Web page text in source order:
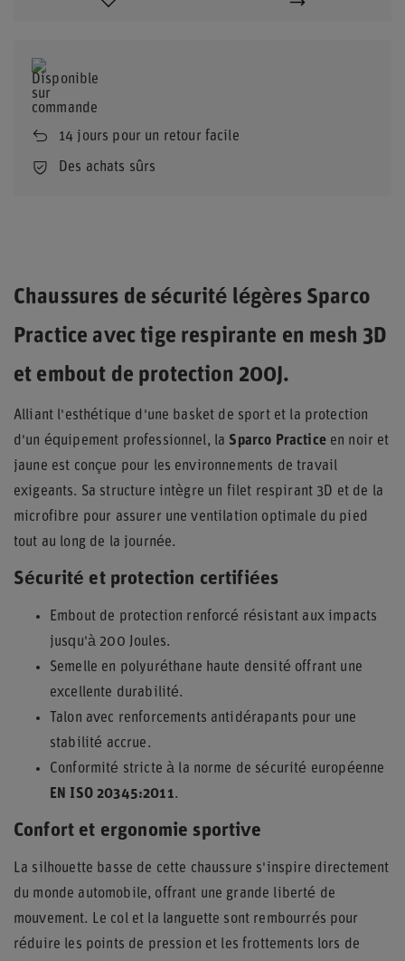
14 jours pour un retour facile
Des achats sûrs
Chaussures de sécurité légères Sparco
Practice avec tige respirante en mesh 3D
et embout de protection 200J.
Alliant l'esthétique d'une basket de sport et la protection
d'un équipement professionnel, la Sparco Practiceen noir et
jaune est conçue pour les environnements de travail
exigeants. Sa structure intègre un filet respirant 3D et de la
microfibre pour assurer une ventilation optimale du pied
tout au long de la journée.
Sécurité et protection certifiées
Embout de protection renforcé résistant aux impacts
jusqu'à 200 Joules.
Semelle en polyuréthane haute densité offrant une
excellente durabilité.
Talon avec renforcements antidérapants pour une
stabilité accrue.
Conformité stricte à la norme de sécurité européenne
EN ISO 20345:2011.
Confort et ergonomie sportive
La silhouette basse de cette chaussure s'inspire directement
du monde automobile, offrant une grande liberté de
mouvement. Le col et la languette sont rembourrés pour
réduire les points de pression et les frottements lors de